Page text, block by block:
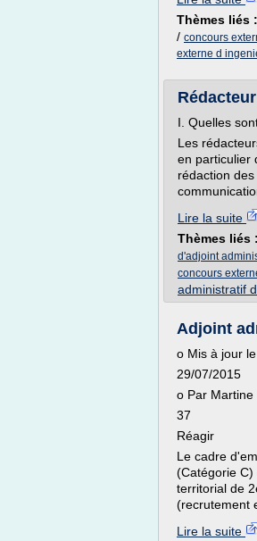
Thèmes liés :
/ concours
externe d
I. Quelles
Les
en particulier
rédaction
Lire la suite
Thèmes liés :
d'adjoint
concours
administratif
Adjoint
o Mis à jour le
29/07/2015
o Par
37
Réagir
Le cadre
(Catégorie
territorial de
(recrutement
Lire la suite